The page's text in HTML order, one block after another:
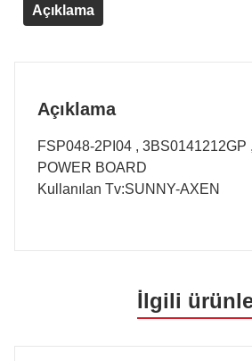
Açıklama
Açıklama
FSP048-2PI04 , 3BS0141212GP
POWER BOARD
Kullanılan Tv:SUNNY-AXEN
İlgili